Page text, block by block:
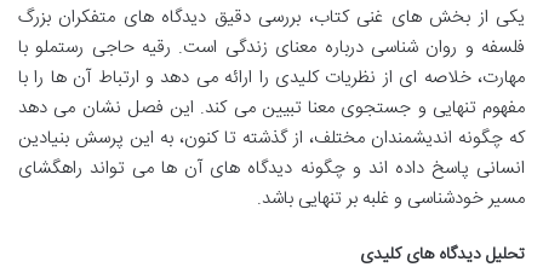
یکی از بخش های غنی کتاب، بررسی دقیق دیدگاه های متفکران بزرگ
فلسفه و روان شناسی درباره معنای زندگی است. رقیه حاجی رستملو با
مهارت، خلاصه ای از نظریات کلیدی را ارائه می دهد و ارتباط آن ها را با
مفهوم تنهایی و جستجوی معنا تبیین می کند. این فصل نشان می دهد
که چگونه اندیشمندان مختلف، از گذشته تا کنون، به این پرسش بنیادین
انسانی پاسخ داده اند و چگونه دیدگاه های آن ها می تواند راهگشای
مسیر خودشناسی و غلبه بر تنهایی باشد.
تحلیل دیدگاه های کلیدی